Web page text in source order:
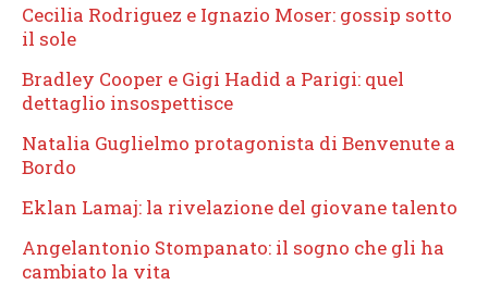
Cecilia Rodriguez e Ignazio Moser: gossip sotto
il sole
Bradley Cooper e Gigi Hadid a Parigi: quel
dettaglio insospettisce
Natalia Guglielmo protagonista di Benvenute a
Bordo
Eklan Lamaj: la rivelazione del giovane talento
Angelantonio Stompanato: il sogno che gli ha
cambiato la vita